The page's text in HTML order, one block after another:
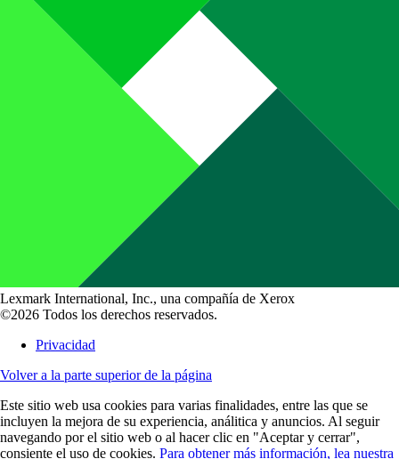
Lexmark International, Inc., una compañía de Xerox
©2026 Todos los derechos reservados.
Privacidad
Volver a la parte superior de la página
Este sitio web usa cookies para varias finalidades, entre las que se
incluyen la mejora de su experiencia, análitica y anuncios. Al seguir
navegando por el sitio web o al hacer clic en "Aceptar y cerrar",
consiente el uso de cookies. Para obtener más información, lea nuestra